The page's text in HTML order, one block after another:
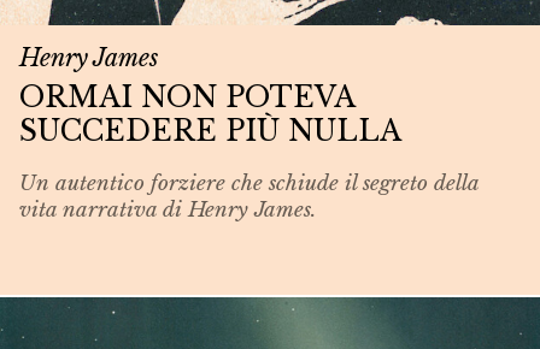
Henry James
ORMAI NON POTEVA
SUCCEDERE PIÙ NULLA
Un autentico forziere che schiude il segreto della
vita narrativa di Henry James.